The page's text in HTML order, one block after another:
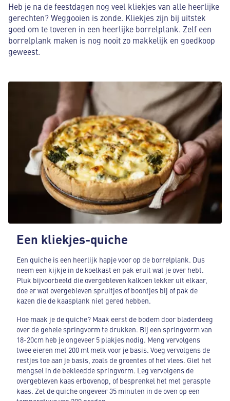
Heb je na de feestdagen nog veel kliekjes van alle heerlijke
gerechten? Weggooien is zonde. Kliekjes zijn bij uitstek
goed om te toveren in een heerlijke borrelplank. Zelf een
borrelplank maken is nog nooit zo makkelijk en goedkoop
geweest.
Een kliekjes-quiche
Een quiche is een heerlijk hapje voor op de borrelplank. Dus
neem een kijkje in de koelkast en pak eruit wat je over hebt.
Pluk bijvoorbeeld die overgebleven kalkoen lekker uit elkaar,
doe er wat overgebleven spruitjes of boontjes bij of pak de
kazen die de kaasplank niet gered hebben.
Hoe maak je de quiche? Maak eerst de bodem door bladerdeeg
over de gehele springvorm te drukken. Bij een springvorm van
18-20cm heb je ongeveer 5 plakjes nodig. Meng vervolgens
twee eieren met 200 ml melk voor je basis. Voeg vervolgens de
restjes toe aan je basis, zoals de groentes of het vlees. Giet het
mengsel in de bekleedde springvorm. Leg vervolgens de
overgebleven kaas erbovenop, of besprenkel het met geraspte
kaas. Zet de quiche ongeveer 35 minuten in de oven op een